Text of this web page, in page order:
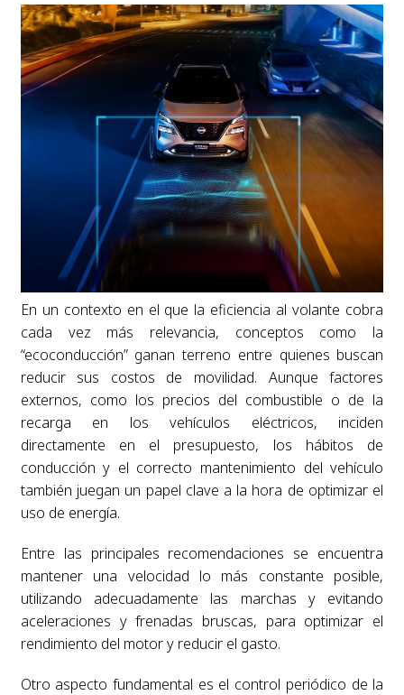
En un contexto en el que la eficiencia al volante cobra
cada vez más relevancia, conceptos como la
“ecoconducción” ganan terreno entre quienes buscan
reducir sus costos de movilidad. Aunque factores
externos, como los precios del combustible o de la
recarga en los vehículos eléctricos, inciden
directamente en el presupuesto, los hábitos de
conducción y el correcto mantenimiento del vehículo
también juegan un papel clave a la hora de optimizar el
uso de energía.
Entre las principales recomendaciones se encuentra
mantener una velocidad lo más constante posible,
utilizando adecuadamente las marchas y evitando
aceleraciones y frenadas bruscas, para optimizar el
rendimiento del motor y reducir el gasto.
Otro aspecto fundamental es el control periódico de la